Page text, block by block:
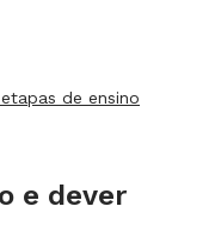
de ensino
e dever